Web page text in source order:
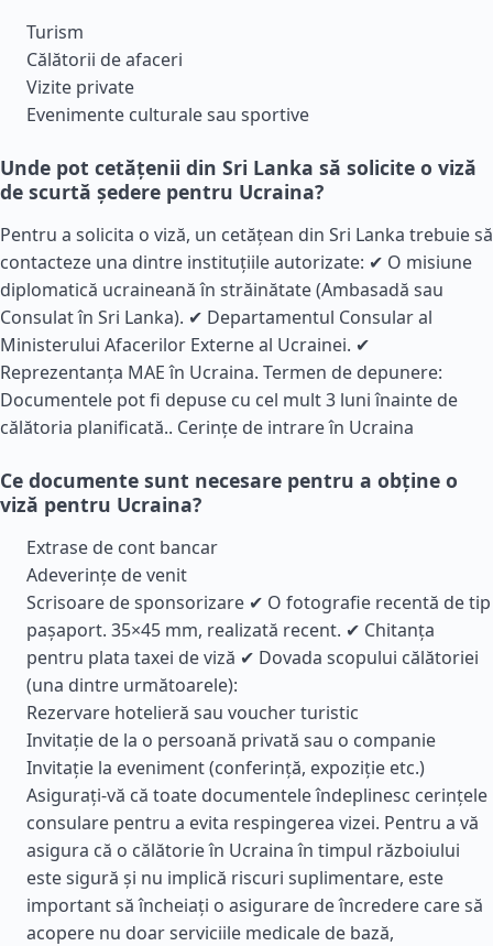
Turism
Călătorii de afaceri
Vizite private
Evenimente culturale sau sportive
Unde pot cetățenii din Sri Lanka să solicite o viză
de scurtă ședere pentru Ucraina?
Pentru a solicita o viză, un cetățean din Sri Lanka trebuie să
contacteze una dintre instituțiile autorizate: ✔ O misiune
diplomatică ucraineană în străinătate (Ambasadă sau
Consulat în Sri Lanka). ✔ Departamentul Consular al
Ministerului Afacerilor Externe al Ucrainei. ✔
Reprezentanța MAE în Ucraina. Termen de depunere:
Documentele pot fi depuse cu cel mult 3 luni înainte de
călătoria planificată.. Cerințe de intrare în Ucraina
Ce documente sunt necesare pentru a obține o
viză pentru Ucraina?
Extrase de cont bancar
Adeverințe de venit
Scrisoare de sponsorizare ✔ O fotografie recentă de tip
pașaport. 35×45 mm, realizată recent. ✔ Chitanța
pentru plata taxei de viză ✔ Dovada scopului călătoriei
(una dintre următoarele):
Rezervare hotelieră sau voucher turistic
Invitație de la o persoană privată sau o companie
Invitație la eveniment (conferință, expoziție etc.)
Asigurați-vă că toate documentele îndeplinesc cerințele
consulare pentru a evita respingerea vizei. Pentru a vă
asigura că o călătorie în Ucraina în timpul războiului
este sigură și nu implică riscuri suplimentare, este
important să încheiați o asigurare de încredere care să
acopere nu doar serviciile medicale de bază,